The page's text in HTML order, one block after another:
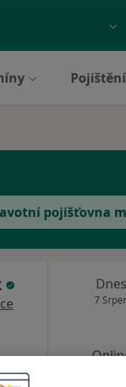
Pojištění
pojišťovna
Dnes
7